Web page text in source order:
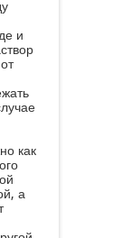
и
как
а